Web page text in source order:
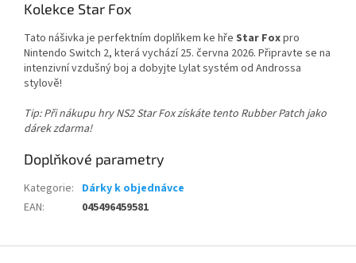
Kolekce Star Fox
Tato nášivka je perfektním doplňkem ke hře Star Foxpro
Nintendo Switch 2, která vychází 25. června 2026. Připravte se na
intenzivní vzdušný boj a dobyjte Lylat systém od Androssa
stylově!
Tip: Při nákupu hry NS2 Star Fox získáte tento Rubber Patch jako
dárek zdarma!
Doplňkové parametry
Kategorie: Dárky k objednávce
EAN: 045496459581